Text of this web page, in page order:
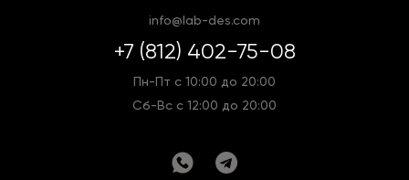
info@lab-des.com
+7 (812) 402-75-08
Пн-Пт с 10:00 до 20:00
Сб-Вс с 12:00 до 20:00